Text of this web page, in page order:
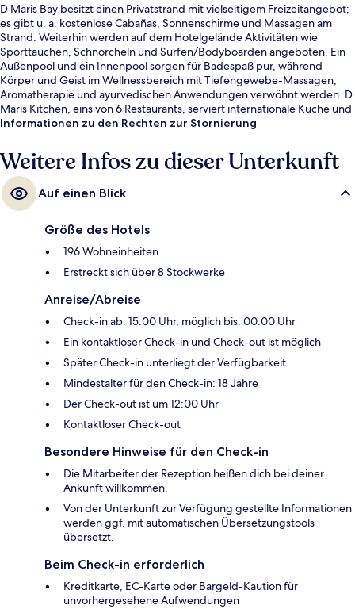
D Maris Bay besitzt einen Privatstrand mit vielseitigem Freizeitangebot;
es gibt u. a. kostenlose Cabañas, Sonnenschirme und Massagen am
Strand. Weiterhin werden auf dem Hotelgelände Aktivitäten wie
Sporttauchen, Schnorcheln und Surfen/Bodyboarden angeboten. Ein
Außenpool und ein Innenpool sorgen für Badespaß pur, während
Körper und Geist im Wellnessbereich mit Tiefengewebe-Massagen,
Aromatherapie und ayurvedischen Anwendungen verwöhnt werden. D
Maris Kitchen, eins von 6 Restaurants, serviert internationale Küche und
ist zum Mittagessen und Abendessen geöffnet. Als weitere Highlights
kostenlosen Kinderclub und eine Strandbar.
Informationen zu den Rechten zur Stornierung
Weitere Infos zu dieser Unterkunft
Auf einen Blick
Größe des Hotels
196 Wohneinheiten
Erstreckt sich über 8 Stockwerke
Anreise/Abreise
Check-in ab: 15:00 Uhr, möglich bis: 00:00 Uhr
Ein kontaktloser Check-in und Check-out ist möglich
Später Check-in unterliegt der Verfügbarkeit
Mindestalter für den Check-in: 18 Jahre
Der Check-out ist um 12:00 Uhr
Kontaktloser Check-out
Besondere Hinweise für den Check-in
Die Mitarbeiter der Rezeption heißen dich bei deiner
Ankunft willkommen.
Von der Unterkunft zur Verfügung gestellte Informationen
werden ggf. mit automatischen Übersetzungstools
übersetzt.
Beim Check-in erforderlich
Kreditkarte, EC-Karte oder Bargeld-Kaution für
unvorhergesehene Aufwendungen